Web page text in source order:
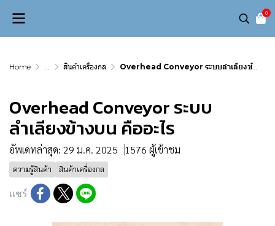
0
Home ... สินค้าเครื่องกล Overhead Conveyor ระบบลำเลียงข้างบน คืออะไร
Overhead Conveyor ระบบ
ลำเลียงข้างบน คืออะไร
อัพเดทล่าสุด: 29 ม.ค. 2025 1576 ผู้เข้าชม
ความรู้สินค้า สินค้าเครื่องกล
แชร์